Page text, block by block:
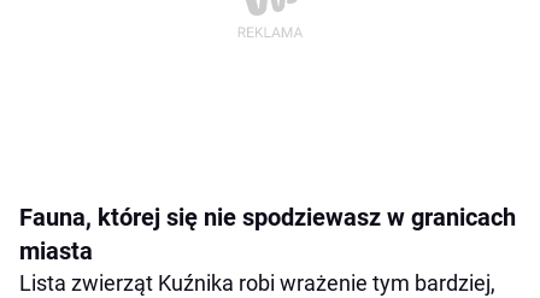
Fauna, której się nie spodziewasz w granicach
miasta
Lista zwierząt Kuźnika robi wrażenie tym bardziej,